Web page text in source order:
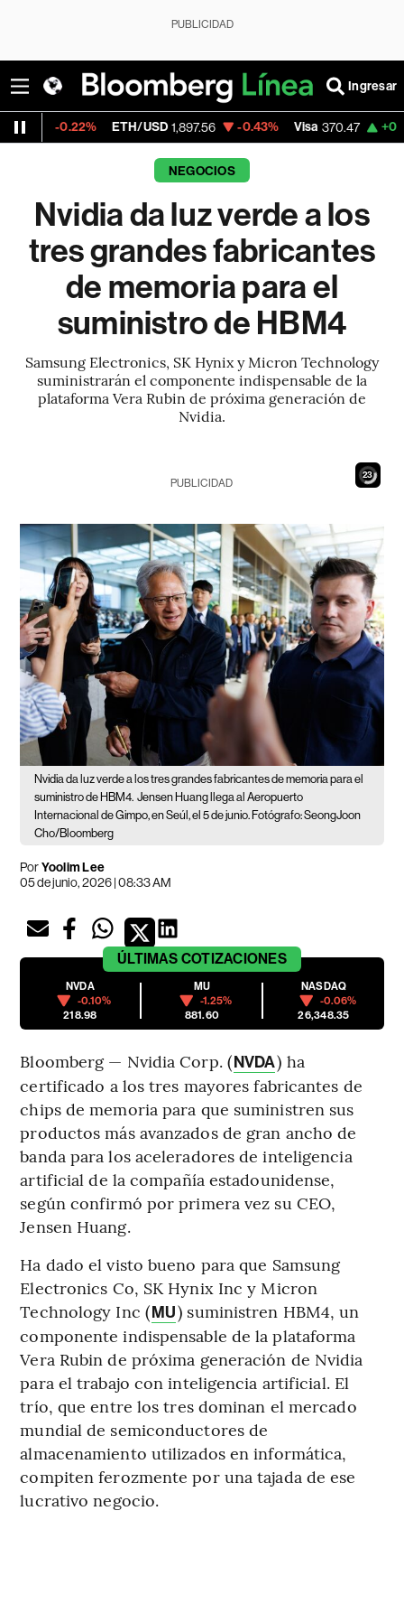
PUBLICIDAD
Ingresar
ETH/USD 1,897.56 -0.43% Visa 370.47 +0.52%
NEGOCIOS
Nvidia da luz verde a los
tres grandes fabricantes
de memoria para el
suministro de HBM4
Samsung Electronics, SK Hynix y Micron Technology
suministrarán el componente indispensable de la
plataforma Vera Rubin de próxima generación de
Nvidia.
21
PUBLICIDAD
Nvidia da luz verde a los tres grandes fabricantes de memoria para el
suministro de HBM4. Jensen Huang llega al Aeropuerto
Internacional de Gimpo, en Seúl, el 5 de junio. Fotógrafo: SeongJoon
Cho/Bloomberg
PorYoolim Lee
05 de junio, 2026 | 08:33 AM
ÚLTIMAS COTIZACIONES
NVDA
-0.10%
218.98
MU
-1.25%
881.60
NASDAQ
-0.06%
26,348.35
Bloomberg — Nvidia Corp. (NVDA) ha
certificado a los tres mayores fabricantes de
chips de memoria para que suministren sus
productos más avanzados de gran ancho de
banda para los aceleradores de inteligencia
artificial de la compañía estadounidense,
según confirmó por primera vez su CEO,
Jensen Huang.
Ha dado el visto bueno para que Samsung
Electronics Co, SK Hynix Inc y Micron
Technology Inc (MU) suministren HBM4, un
componente indispensable de la plataforma
Vera Rubin de próxima generación de Nvidia
para el trabajo con inteligencia artificial. El
trío, que entre los tres dominan el mercado
mundial de semiconductores de
almacenamiento utilizados en informática,
compiten ferozmente por una tajada de ese
lucrativo negocio.